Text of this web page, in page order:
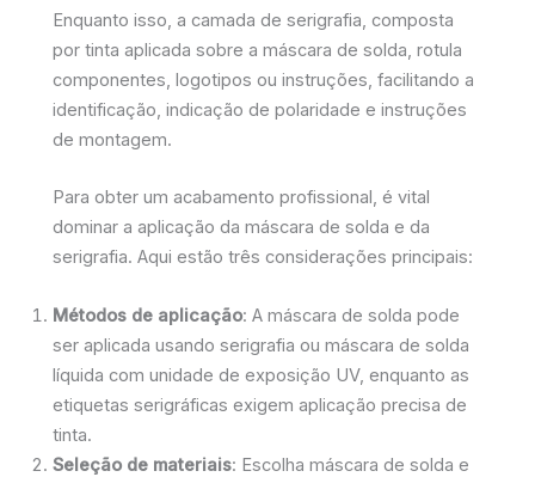
Enquanto isso, a camada de serigrafia, composta
por tinta aplicada sobre a máscara de solda, rotula
componentes, logotipos ou instruções, facilitando a
identificação, indicação de polaridade e instruções
de montagem.
Para obter um acabamento profissional, é vital
dominar a aplicação da máscara de solda e da
serigrafia. Aqui estão três considerações principais:
Métodos de aplicação: A máscara de solda pode
ser aplicada usando serigrafia ou máscara de solda
líquida com unidade de exposição UV, enquanto as
etiquetas serigráficas exigem aplicação precisa de
tinta.
Seleção de materiais: Escolha máscara de solda e